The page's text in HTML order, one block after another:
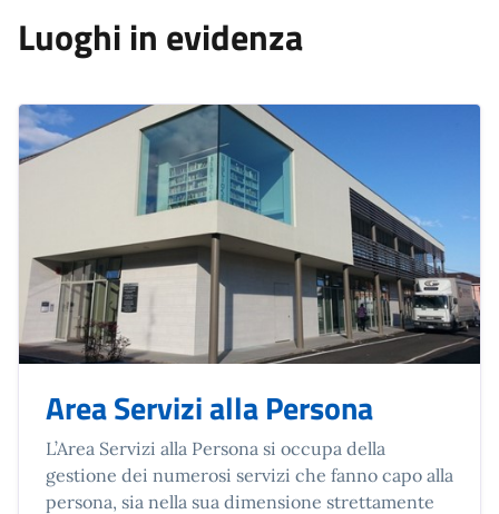
Luoghi in evidenza
Area Servizi alla Persona
L’Area Servizi alla Persona si occupa della
gestione dei numerosi servizi che fanno capo alla
persona, sia nella sua dimensione strettamente